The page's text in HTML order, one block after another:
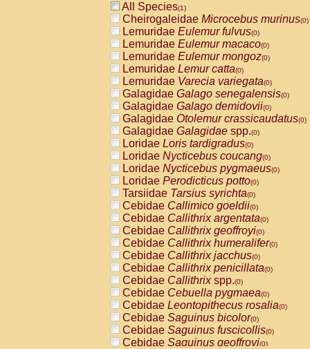
All Species(1)
Cheirogaleidae Microcebus murinus(0)
Lemuridae Eulemur fulvus(0)
Lemuridae Eulemur macaco(0)
Lemuridae Eulemur mongoz(0)
Lemuridae Lemur catta(0)
Lemuridae Varecia variegata(0)
Galagidae Galago senegalensis(0)
Galagidae Galago demidovii(0)
Galagidae Otolemur crassicaudatus(0)
Galagidae Galagidae spp.(0)
Loridae Loris tardigradus(0)
Loridae Nycticebus coucang(0)
Loridae Nycticebus pygmaeus(0)
Loridae Perodicticus potto(0)
Tarsiidae Tarsius syrichta(0)
Cebidae Callimico goeldii(0)
Cebidae Callithrix argentata(0)
Cebidae Callithrix geoffroyi(0)
Cebidae Callithrix humeralifer(0)
Cebidae Callithrix jacchus(0)
Cebidae Callithrix penicillata(0)
Cebidae Callithrixspp.(0)
Cebidae Cebuella pygmaea(0)
Cebidae Leontopithecus rosalia(0)
Cebidae Saguinus bicolor(0)
Cebidae Saguinus fuscicollis(0)
Cebidae Saguinus geoffroyi(0)